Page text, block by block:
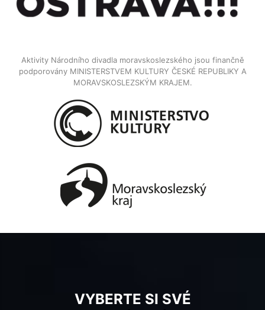
Aktivity Národního divadla moravskoslezského jsou finančně
podporovány MINISTERSTVEM KULTURY ČESKÉ REPUBLIKY A
MORAVSKOSLEZSKÝM KRAJEM.
VYBERTE SI SVÉ